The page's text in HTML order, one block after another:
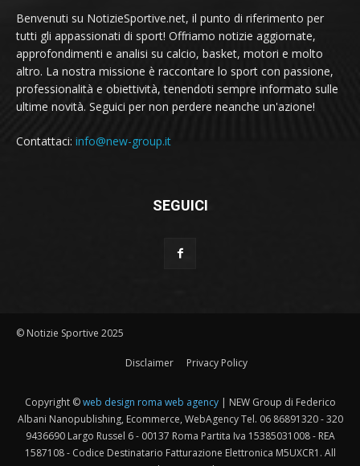
Benvenuti su NotizieSportive.net, il punto di riferimento per
tutti gli appassionati di sport! Offriamo notizie aggiornate,
approfondimenti e analisi su calcio, basket, motori e molto
altro. La nostra missione è raccontare lo sport con passione,
professionalità e obiettività, tenendoti sempre informato sulle
ultime novità. Seguici per non perdere neanche un'azione!
Contattaci: info@new-group.it
SEGUICI
© Notizie Sportive 2025
Disclaimer Privacy Policy
Copyright ©web design roma web agency| NEW Group di Federico
Albani Nanopublishing, Ecommerce, WebAgency Tel. 06 86891320 - 320
9436690 Largo Russel 6 - 00137 Roma Partita Iva 15385031008 - REA
1587108 - Codice Destinatario Fatturazione Elettronica M5UXCR1. All